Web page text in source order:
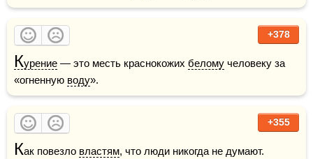
+378
Курение — это месть краснокожих белому человеку за
«огненную воду».
+355
Как повезло властям, что люди никогда не думают.